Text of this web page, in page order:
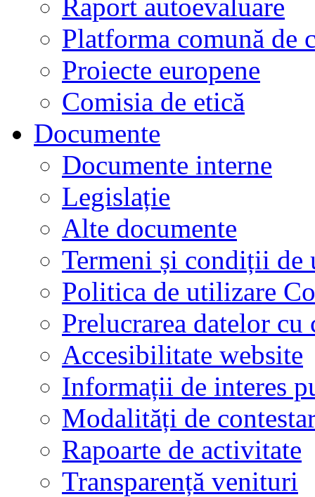
Raport autoevaluare
Platforma comună de
Proiecte europene
Comisia de etică
Documente
Documente interne
Legislație
Alte documente
Termeni și condiții de
Politica de utilizare
Prelucrarea datelor cu
Accesibilitate website
Informații de interes
Modalități de
Rapoarte de activitate
Transparență venituri